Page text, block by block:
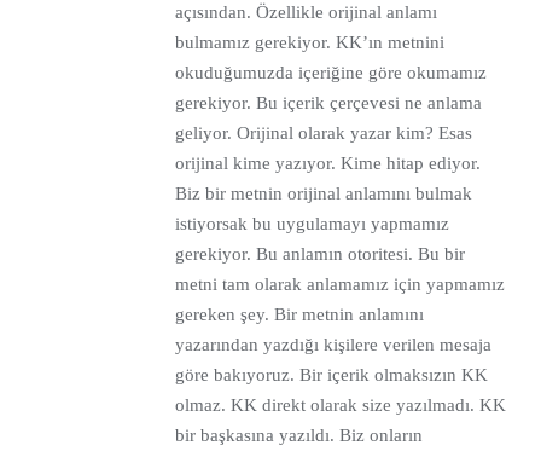
açısından. Özellikle orijinal anlamı
bulmamız gerekiyor. KK’ın metnini
okuduğumuzda içeriğine göre okumamız
gerekiyor. Bu içerik çerçevesi ne anlama
geliyor. Orijinal olarak yazar kim? Esas
orijinal kime yazıyor. Kime hitap ediyor.
Biz bir metnin orijinal anlamını bulmak
istiyorsak bu uygulamayı yapmamız
gerekiyor. Bu anlamın otoritesi. Bu bir
metni tam olarak anlamamız için yapmamız
gereken şey. Bir metnin anlamını
yazarından yazdığı kişilere verilen mesaja
göre bakıyoruz. Bir içerik olmaksızın KK
olmaz. KK direkt olarak size yazılmadı. KK
bir başkasına yazıldı. Biz onların